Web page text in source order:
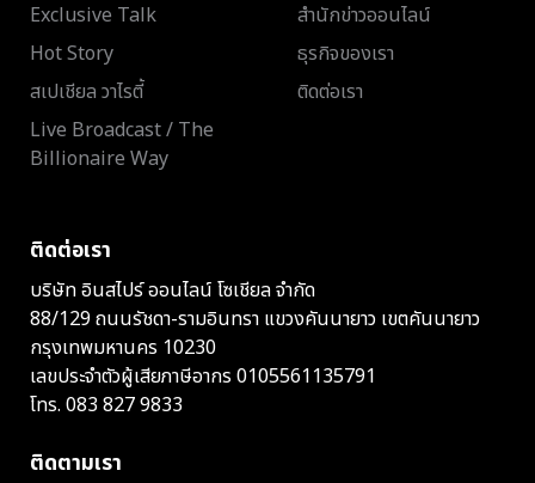
Exclusive Talk
Hot Story
สเปเชียล วาไรตี้
Live Broadcast / The
Billionaire Way
สำนักข่าวออนไลน์
ธุรกิจของเรา
ติดต่อเรา
ติดต่อเรา
บริษัท อินสไปร์ ออนไลน์ โซเชียล จำกัด
88/129 ถนนรัชดา-รามอินทรา แขวงคันนายาว เขตคันนายาว
กรุงเทพมหานคร 10230
เลขประจำตัวผู้เสียภาษีอากร 0105561135791
โทร. 083 827 9833
ติดตามเรา